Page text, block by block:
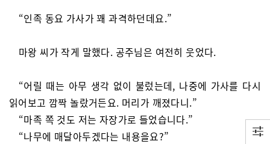
“인족 동요 가사가 꽤 과격하던데요.”
마왕 씨가 작게 말했다. 공주님은 여전히 웃었다.
“어릴 때는 아무 생각 없이 불렀는데, 나중에 가사를 다시
읽어보고 깜짝 놀랐거든요. 머리가 깨졌다니.”
“마족 쪽 것도 저는 자장가로 들었습니다.”
“나무에 매달아두겠다는 내용을요?”